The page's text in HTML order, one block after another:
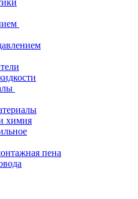
химия
пена